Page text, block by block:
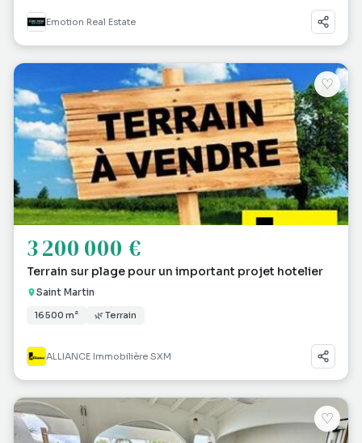
Emotion Real Estate
♡
3 200 000 €
Terrain sur plage pour un important projet hotelier
Saint Martin
16 500 m² 🌿 Terrain
ALLIANCE Immobilière SXM
♡